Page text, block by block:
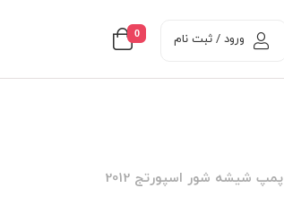
0 ورود / ثبت نام
پمپ شيشه شور اسپورتج 2012